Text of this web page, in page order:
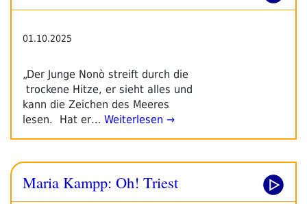
01.10.2025
„Der Junge Nonò streift durch die
trockene Hitze, er sieht alles und
kann die Zeichen des Meeres
lesen. Hat er… Weiterlesen →
Maria Kampp: Oh! Triest